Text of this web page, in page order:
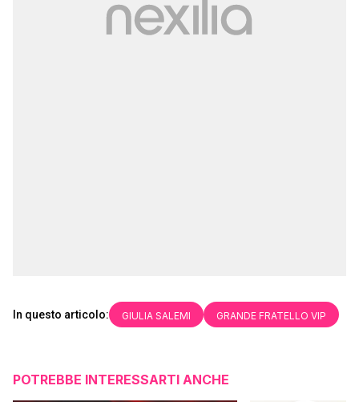
In questo articolo: GIULIA SALEMI GRANDE FRATELLO VIP
POTREBBE INTERESSARTI ANCHE